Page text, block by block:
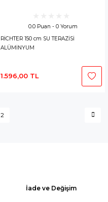
0.0 Puan - 0 Yorum
RİCHTER 150 cm SU TERAZİSİ
ALÜMİNYUM
1.596,00 TL
2
İade ve Değişim